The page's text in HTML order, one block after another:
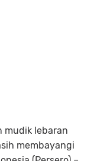
mudik lebaran
membayangi